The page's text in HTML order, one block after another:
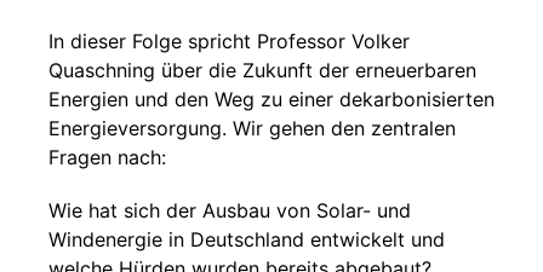
In dieser Folge spricht Professor Volker
Quaschning über die Zukunft der erneuerbaren
Energien und den Weg zu einer dekarbonisierten
Energieversorgung. Wir gehen den zentralen
Fragen nach:
Wie hat sich der Ausbau von Solar- und
Windenergie in Deutschland entwickelt und